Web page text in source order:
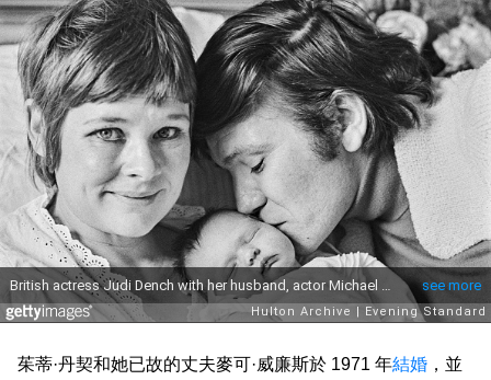
茱蒂·丹契和她已故的丈夫麥可·威廉斯於 1971 年結婚 ，並